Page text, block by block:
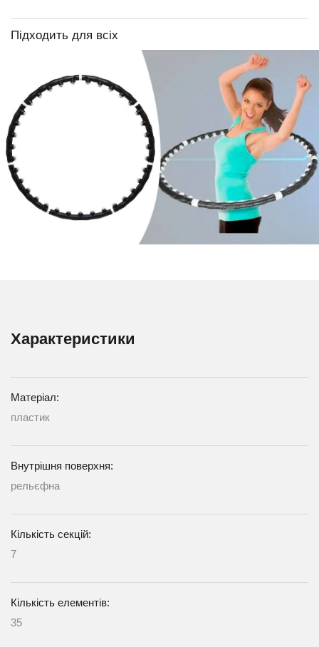
Підходить для всіх
Характеристики
Матеріал:
пластик
Внутрішня поверхня:
рельєфна
Кількість секцій:
7
Кількість елементів:
35